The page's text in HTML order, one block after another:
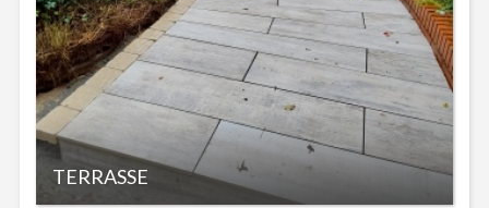
TERRASSE